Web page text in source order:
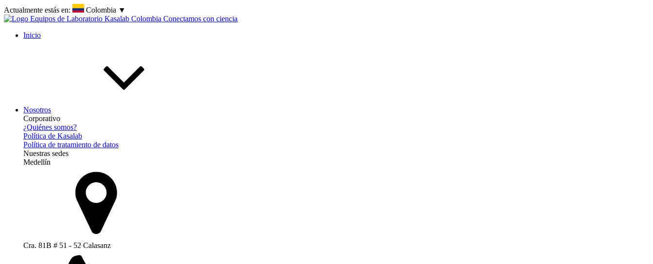
Actualmente estás en: Colombia ▼
Inicio
Nosotros
Corporativo
¿Quiénes somos?
Política de Kasalab
Política de tratamiento de datos
Nuestras sedes
Medellín
Cra. 81B # 51 - 52 Calasanz